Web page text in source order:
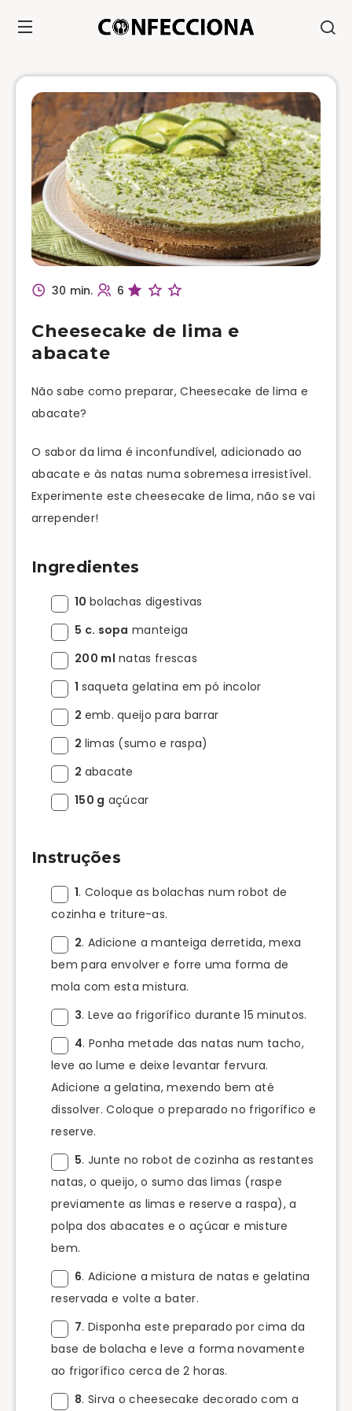
30 min. 6
Cheesecake de lima e
abacate
Não sabe como preparar, Cheesecake de lima e
abacate?
O sabor da lima é inconfundível, adicionado ao
abacate e às natas numa sobremesa irresistível.
Experimente este cheesecake de lima, não se vai
arrepender!
Ingredientes
10 bolachas digestivas
5 c. sopa manteiga
200 ml natas frescas
1 saqueta gelatina em pó incolor
2 emb. queijo para barrar
2 limas (sumo e raspa)
2 abacate
150 g açúcar
Instruções
1. Coloque as bolachas num robot de
cozinha e triture-as.
2. Adicione a manteiga derretida, mexa
bem para envolver e forre uma forma de
mola com esta mistura.
3. Leve ao frigorífico durante 15 minutos.
4. Ponha metade das natas num tacho,
leve ao lume e deixe levantar fervura.
Adicione a gelatina, mexendo bem até
dissolver. Coloque o preparado no frigorífico e
reserve.
5. Junte no robot de cozinha as restantes
natas, o queijo, o sumo das limas (raspe
previamente as limas e reserve a raspa), a
polpa dos abacates e o açúcar e misture
bem.
6. Adicione a mistura de natas e gelatina
reservada e volte a bater.
7. Disponha este preparado por cima da
base de bolacha e leve a forma novamente
ao frigorífico cerca de 2 horas.
8. Sirva o cheesecake decorado com a